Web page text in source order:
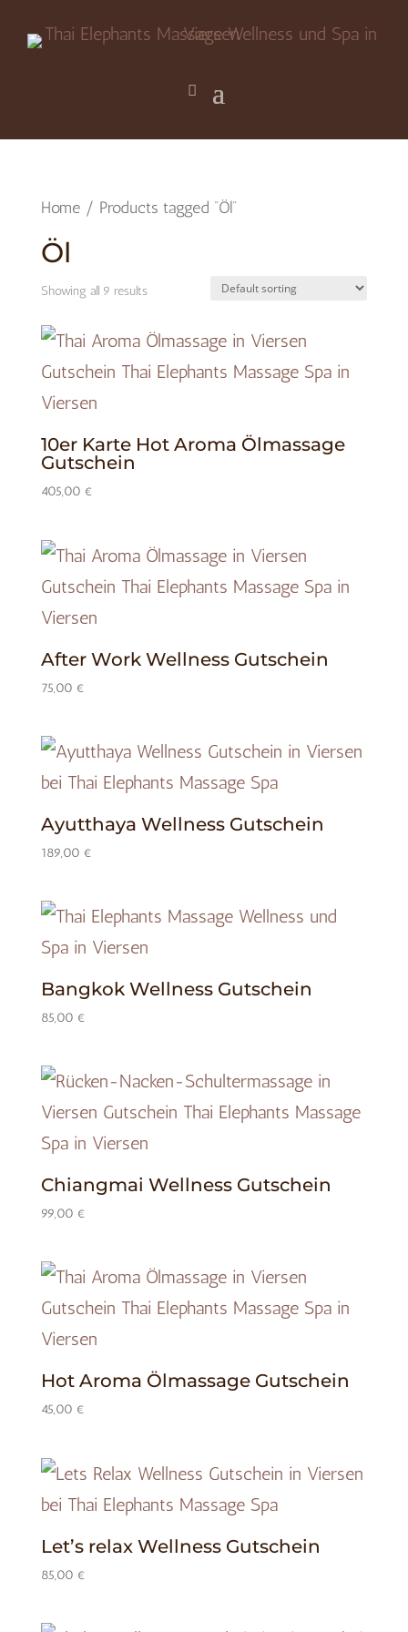
Home/ Products tagged “Öl”
Öl
Showing all 9 results
10er Karte Hot Aroma Ölmassage
Gutschein
405,00 €
After Work Wellness Gutschein
75,00 €
Ayutthaya Wellness Gutschein
189,00 €
Bangkok Wellness Gutschein
85,00 €
Chiangmai Wellness Gutschein
99,00 €
Hot Aroma Ölmassage Gutschein
45,00 €
Let’s relax Wellness Gutschein
85,00 €